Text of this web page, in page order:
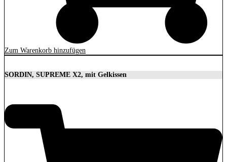
Zum Warenkorb hinzufügen
SORDIN, SUPREME X2, mit Gelkissen